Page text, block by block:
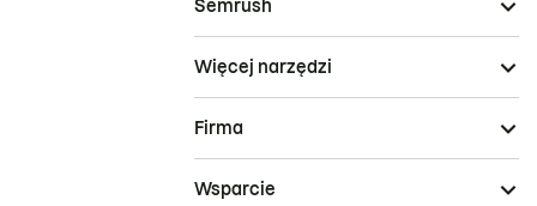
Semrush
Więcej narzędzi
Firma
Wsparcie